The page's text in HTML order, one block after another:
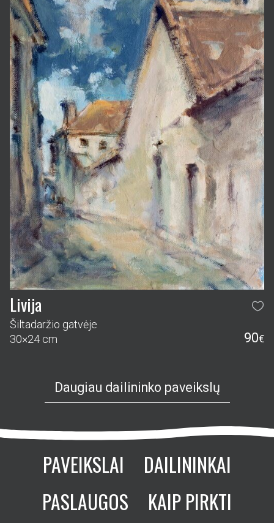
Livija
Šiltadaržio gatvėje
30×24 cm
90€
Daugiau dailininko paveikslų
PAVEIKSLAI
DAILININKAI
PASLAUGOS
KAIP PIRKTI